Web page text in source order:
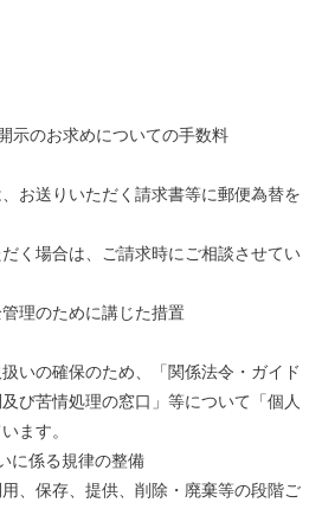
示のお求めについての手数料
、お送りいただく請求書等に郵便為替を
く場合は、ご請求時にご相談させてい
理のために講じた措置
いの確保のため、「関係法令・ガイド
び苦情処理の窓口」等について「個人
ます。
に係る規律の整備
、保存、提供、削除・廃棄等の段階ご